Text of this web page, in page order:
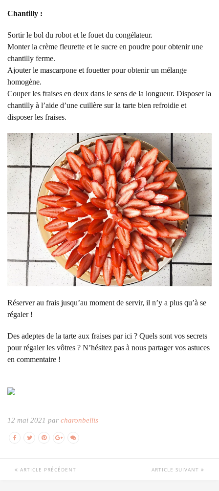
Chantilly :
Sortir le bol du robot et le fouet du congélateur.
Monter la crème fleurette et le sucre en poudre pour obtenir une
chantilly ferme.
Ajouter le mascarpone et fouetter pour obtenir un mélange
homogène.
Couper les fraises en deux dans le sens de la longueur. Disposer la
chantilly à l’aide d’une cuillère sur la tarte bien refroidie et
disposer les fraises.
Réserver au frais jusqu’au moment de servir, il n’y a plus qu’à se
régaler !
Des adeptes de la tarte aux fraises par ici ? Quels sont vos secrets
pour régaler les vôtres ? N’hésitez pas à nous partager vos astuces
en commentaire !
12 mai 2021 par charonbellis
ARTICLE PRÉCÉDENT ARTICLE SUIVANT